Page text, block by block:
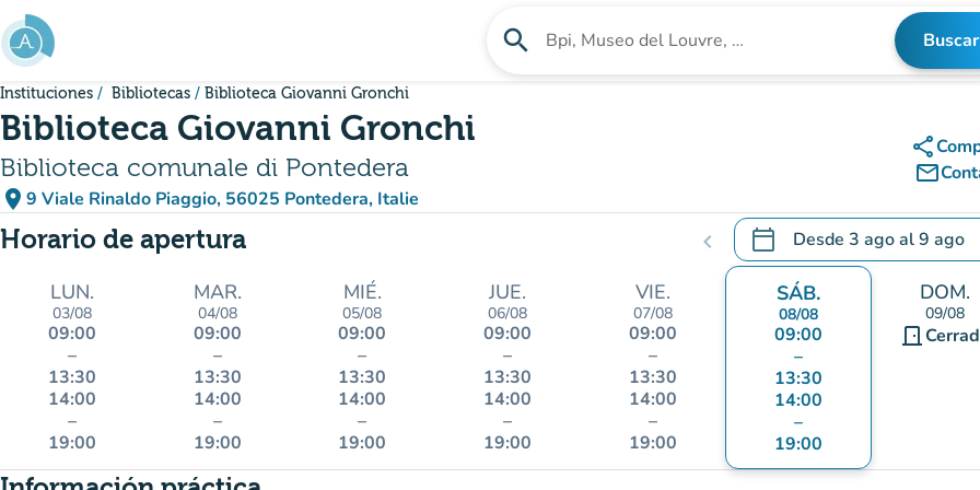
Ir al contenido principal
search Buscar un establecimiento Buscar
Instituciones Bibliotecas Biblioteca Giovanni Gronchi
Biblioteca Giovanni Gronchi
Biblioteca comunale di Pontedera
place 9 Viale Rinaldo Piaggio, 56025 Pontedera, Italie
(abrir en Google Maps)
(nueva pestaña)
share
mail_outline
Horario de apertura chevron_left calendar_today Desde 3 agoal9 ago
.Abra el calendario para
LUN.
03/08
09:00
–
13:30
14:00
–
19:00
MAR.
04/08
09:00
–
13:30
14:00
–
19:00
MIÉ.
05/08
09:00
–
13:30
14:00
–
19:00
JUE.
06/08
09:00
–
13:30
14:00
–
19:00
VIE.
07/08
09:00
–
13:30
14:00
–
19:00
SÁB.
08/08
09:00
–
13:30
14:00
–
19:00
DOM.
09/08
door_front